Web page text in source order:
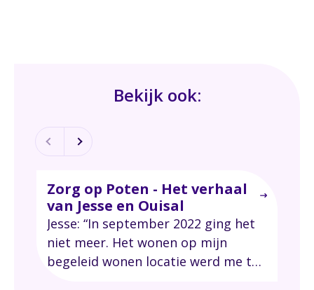
Bekijk ook:
Zorg op Poten - Het verhaal
van Jesse en Ouisal
Jesse: “In september 2022 ging het
niet meer. Het wonen op mijn
begeleid wonen locatie werd me te